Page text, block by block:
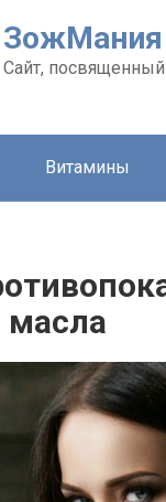
ЗожМания
Сайт,
Витамины
масла